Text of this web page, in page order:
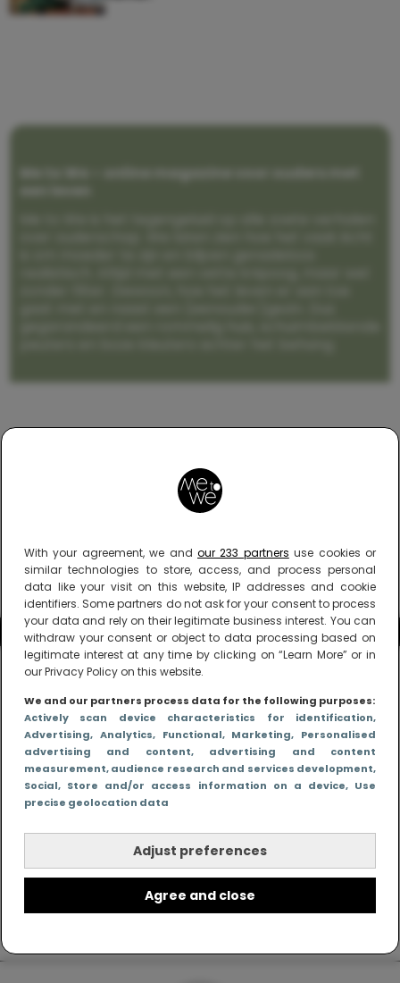
With your agreement, we and our 233 partners use cookies or
similar technologies to store, access, and process personal
data like your visit on this website, IP addresses and cookie
identifiers. Some partners do not ask for your consent to process
your data and rely on their legitimate business interest. You can
withdraw your consent or object to data processing based on
legitimate interest at any time by clicking on “Learn More” or in
our Privacy Policy on this website.
We and our partners process data for the following purposes:
Actively scan device characteristics for identification,
Advertising, Analytics, Functional, Marketing, Personalised
advertising and content, advertising and content
measurement, audience research and services development,
Social, Store and/or access information on a device, Use
precise geolocation data
Adjust preferences
Agree and close
Me to We – online magazine voor ouders met